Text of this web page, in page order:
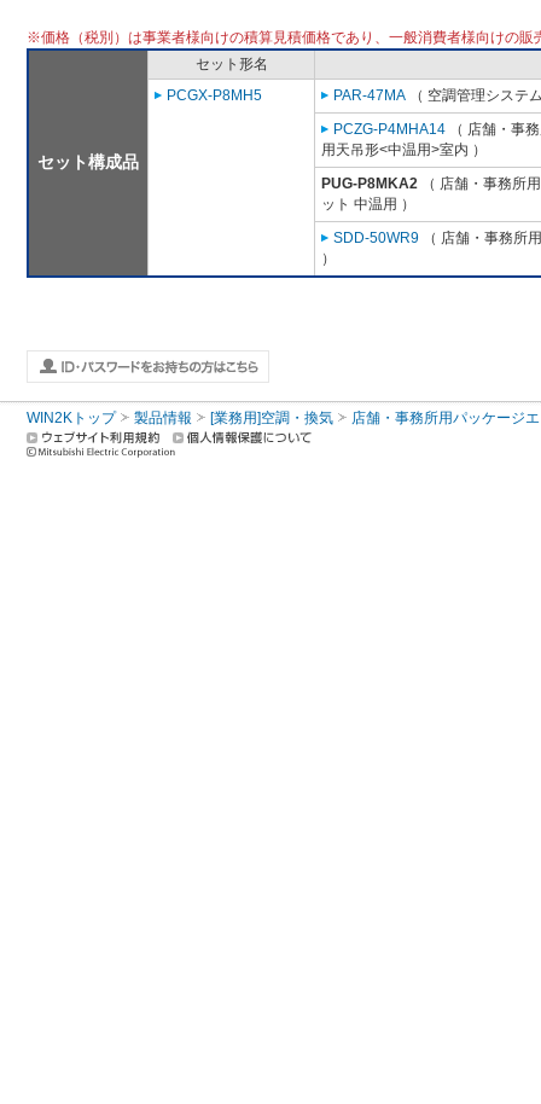
※価格（税別）は事業者様向けの積算見積価格であり、一般消費者様向けの販
セット構成品
セット形名
PCGX-P8MH5
PAR-47MA （ 空調管理システ
PCZG-P4MHA14 （ 店舗・事
用天吊形<中温用>室内 ）
PUG-P8MKA2 （ 店舗・事務所
ット 中温用 ）
SDD-50WR9 （ 店舗・事務所
）
WIN2Kトップ 製品情報 [業務用]空調・換気 店舗・事務所用パッケージ